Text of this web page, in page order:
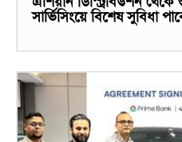
সার্ভিসিংয়ে বিশেষ সুবিধা